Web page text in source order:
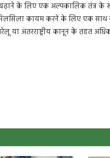
के लिए एक अल्पकालिक तंत्र
कायम करने के लिए एक साथ
अंतरराष्ट्रीय कानून के तहत